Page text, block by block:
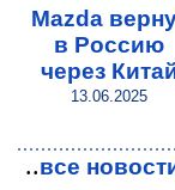
Mazda
в Россию
через
13.06.2025
..все